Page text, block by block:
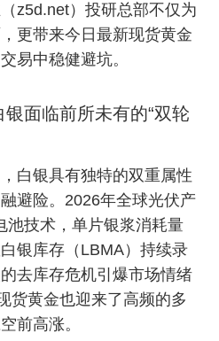
（z5d.net）投研总部不仅为
更带来今日最新现货黄金
易中稳健避坑。
面临前所未有的“双轮
白银具有独特的双重属性
避险。2026年全球光伏产
池技术，单片银浆消耗量
银库存（LBMA）持续录
去库存危机引爆市场情绪
货黄金也迎来了高频的多
前高涨。